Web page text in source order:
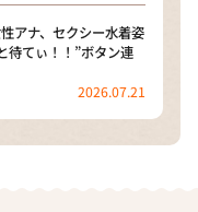
アナ、セクシー水着姿
待てぃ！！”ボタン連
2026.07.21